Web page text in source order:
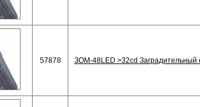
57878 ЗОМ-48LED >32cd Заградительный